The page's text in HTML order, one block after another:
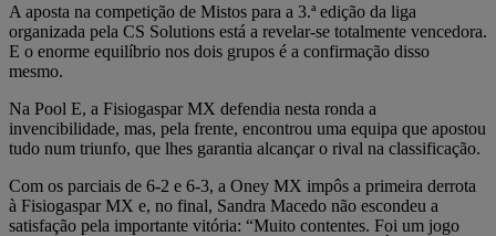
A aposta na competição de Mistos para a 3.ª edição da liga
organizada pela CS Solutions está a revelar-se totalmente vencedora.
E o enorme equilíbrio nos dois grupos é a confirmação disso
mesmo.
Na Pool E, a Fisiogaspar MX defendia nesta ronda a
invencibilidade, mas, pela frente, encontrou uma equipa que apostou
tudo num triunfo, que lhes garantia alcançar o rival na classificação.
Com os parciais de 6-2 e 6-3, a Oney MX impôs a primeira derrota
à Fisiogaspar MX e, no final, Sandra Macedo não escondeu a
satisfação pela importante vitória: “Muito contentes. Foi um jogo